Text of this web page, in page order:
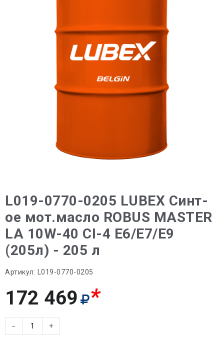
L019-0770-0205 LUBEX Синт-
ое мот.масло ROBUS MASTER
LA 10W-40 CI-4 E6/E7/E9
(205л) - 205 л
Артикул: L019-0770-0205
172 469 *
− +